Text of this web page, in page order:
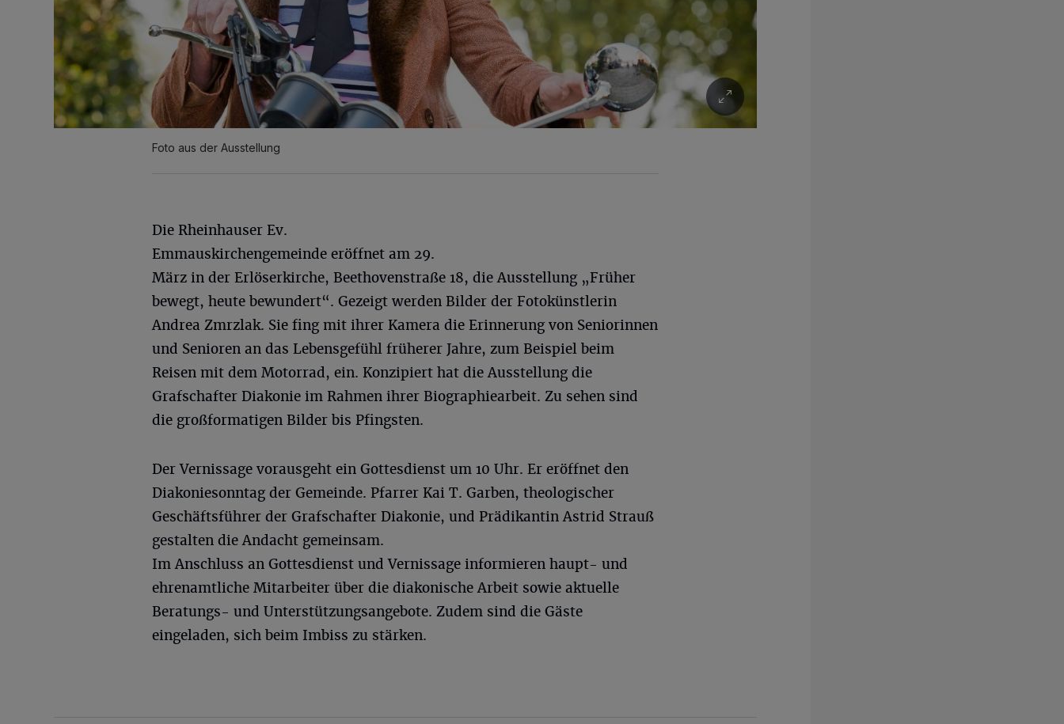
Foto aus der Ausstellung
Die Rheinhauser Ev.
Emmauskirchengemeinde eröffnet am 29.
März in der Erlöserkirche, Beethovenstraße 18, die Ausstellung „Früher
bewegt, heute bewundert“. Gezeigt werden Bilder der Fotokünstlerin
Andrea Zmrzlak. Sie fing mit ihrer Kamera die Erinnerung von Seniorinnen
und Senioren an das Lebensgefühl früherer Jahre, zum Beispiel beim
Reisen mit dem Motorrad, ein. Konzipiert hat die Ausstellung die
Grafschafter Diakonie im Rahmen ihrer Biographiearbeit. Zu sehen sind
die großformatigen Bilder bis Pfingsten.
Der Vernissage vorausgeht ein Gottesdienst um 10 Uhr. Er eröffnet den
Diakoniesonntag der Gemeinde. Pfarrer Kai T. Garben, theologischer
Geschäftsführer der Grafschafter Diakonie, und Prädikantin Astrid Strauß
gestalten die Andacht gemeinsam.
Im Anschluss an Gottesdienst und Vernissage informieren haupt- und
ehrenamtliche Mitarbeiter über die diakonische Arbeit sowie aktuelle
Beratungs- und Unterstützungsangebote. Zudem sind die Gäste
eingeladen, sich beim Imbiss zu stärken.